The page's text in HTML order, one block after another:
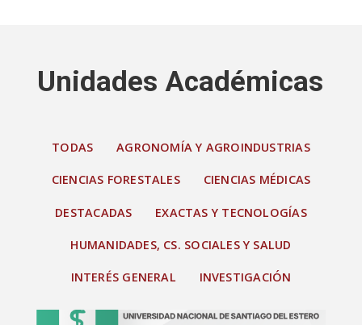
Unidades Académicas
TODAS AGRONOMÍA Y AGROINDUSTRIAS
CIENCIAS FORESTALES CIENCIAS MÉDICAS
DESTACADAS EXACTAS Y TECNOLOGÍAS
HUMANIDADES, CS. SOCIALES Y SALUD
INTERÉS GENERAL INVESTIGACIÓN